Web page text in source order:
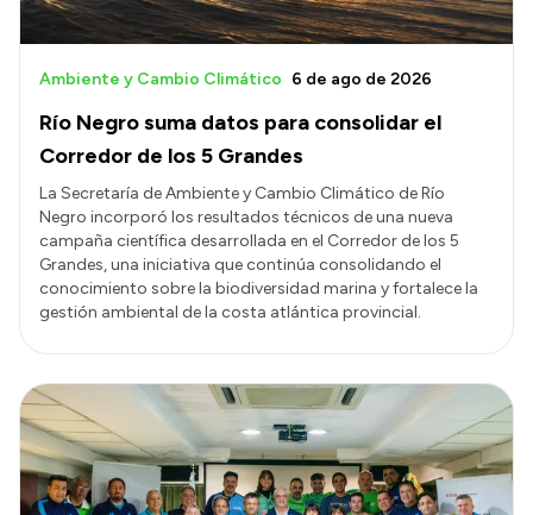
Río Negro suma datos para consolidar el
Corredor de los 5 Grandes
Ambiente y Cambio Climático 6 de ago de 2026
La Secretaría de Ambiente y Cambio Climático de Río
Negro incorporó los resultados técnicos de una nueva
campaña científica desarrollada en el Corredor de los 5
Grandes, una iniciativa que continúa consolidando el
conocimiento sobre la biodiversidad marina y fortalece la
gestión ambiental de la costa atlántica provincial.